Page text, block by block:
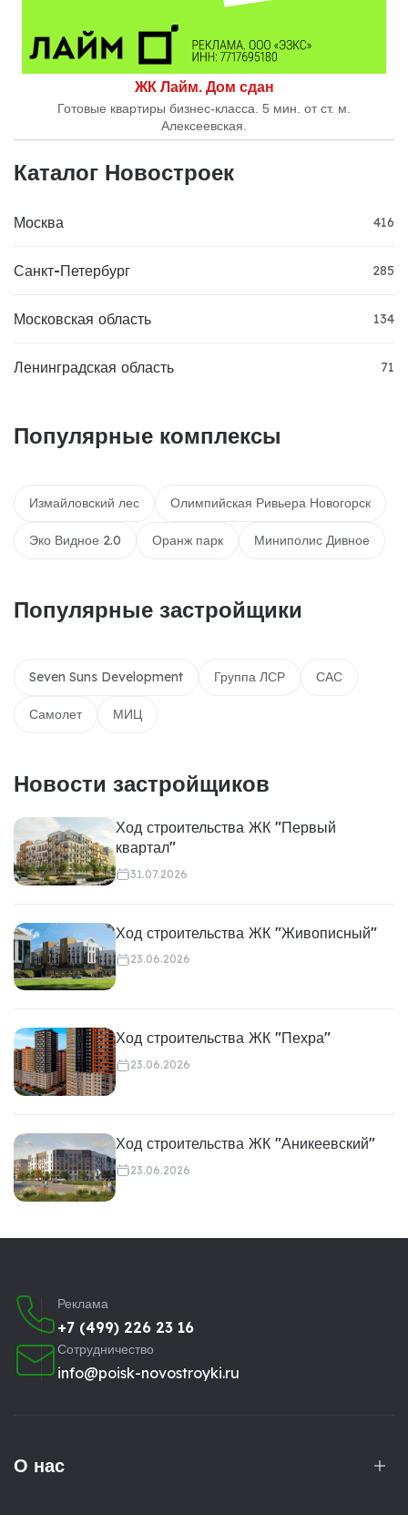
ЖК Лайм. Дом сдан
Готовые квартиры бизнес-класса. 5 мин. от ст. м.
Алексеевская.
Каталог Новостроек
Москва 416
Санкт-Петербург 285
Московская область 134
Ленинградская область 71
Популярные комплексы
Измайловский лес Олимпийская Ривьера Новогорск
Эко Видное 2.0 Оранж парк Миниполис Дивное
Популярные застройщики
Seven Suns Development Группа ЛСР САС
Самолет МИЦ
Новости застройщиков
Ход строительства ЖК "Первый
квартал"
31.07.2026
Ход строительства ЖК "Живописный"
23.06.2026
Ход строительства ЖК "Пехра"
23.06.2026
Ход строительства ЖК "Аникеевский"
23.06.2026
Реклама
+7 (499) 226 23 16
Сотрудничество
info@poisk-novostroyki.ru
О нас